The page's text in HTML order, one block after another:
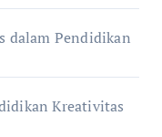
dalam Pendidikan
Kreativitas